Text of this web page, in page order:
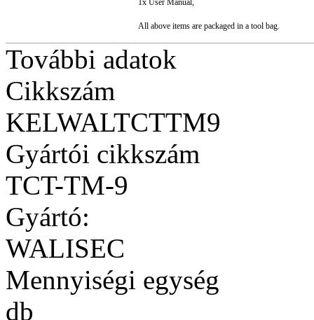
1x User Manual,
All above items are packaged in a tool bag.
További adatok
Cikkszám
KELWALTCTTM9
Gyártói cikkszám
TCT-TM-9
Gyártó:
WALISEC
Mennyiségi egység
db